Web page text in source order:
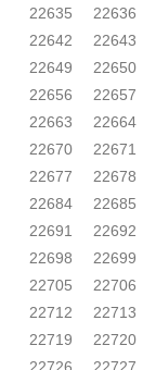
22635
22636
22642
22643
22649
22650
22656
22657
22663
22664
22670
22671
22677
22678
22684
22685
22691
22692
22698
22699
22705
22706
22712
22713
22719
22720